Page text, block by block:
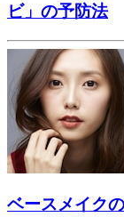
ビ」の予防法
ベースメイク